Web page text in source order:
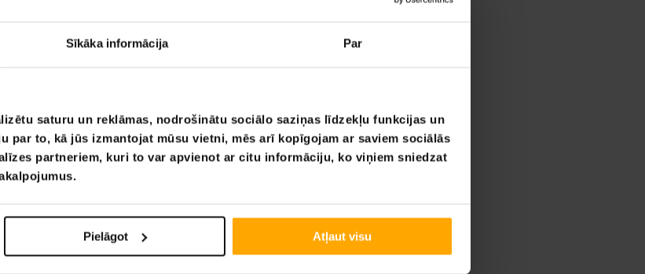
Sīkāka informācija Par
saturu un reklāmas, nodrošinātu sociālo saziņas līdzekļu funkcijas un
par to, kā jūs izmantojat mūsu vietni, mēs arī kopīgojam ar saviem sociālās
partneriem, kuri to var apvienot ar citu informāciju, ko viņiem sniedzat
Pielāgot Atļaut visu